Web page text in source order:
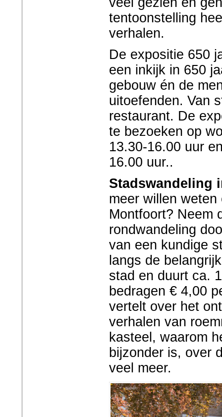
tentoonstelling
verhalen.
De expositie 650
een inkijk in 650
gebouw én de
uitoefenden. Van
restaurant. De
te bezoeken op
13.30-16.00 uur
16.00 uur..
meer willen
Montfoort? Neem
rondwandeling
van een kundige
langs de
stad en duurt ca.
bedragen € 4,00
vertelt over het
verhalen van
kasteel, waarom
bijzonder is, over
veel meer.